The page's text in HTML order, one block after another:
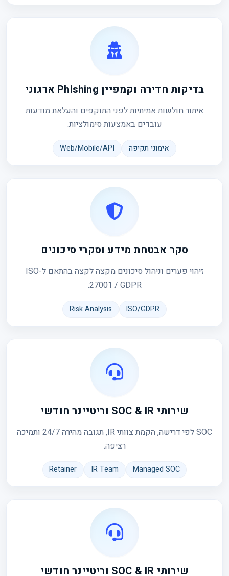
בדיקות חדירה וקמפיין Phishing ארגוני
איתור חולשות אמיתיות לפני התוקפים והעלאת מודעות
עובדים באמצעות סימולציות.
אימוני תקיפה Web/Mobile/API
סקר אבטחת מידע וסקרי סיכונים
זיהוי פערים וניהול סיכונים מקצה לקצה בהתאם ל-ISO
27001 / GDPR.
ISO/GDPR
Risk Analysis
שירותי SOC & IR וריטיינר חודשי
SOC לפי דרישה, הקמת צוותי IR, תגובה מהירה 24/7 ותמיכה
רציפה.
Managed SOC
IR Team
Retainer
שירותי SOC & IR וריטיינר חודשי